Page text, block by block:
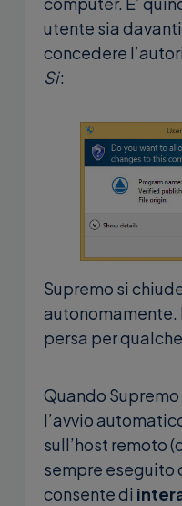
utente sia
concedere
Si:
Supremo si
autonomamente.
persa per
Quando
l’avvio
sull’host remoto
sempre eseguito
consente di